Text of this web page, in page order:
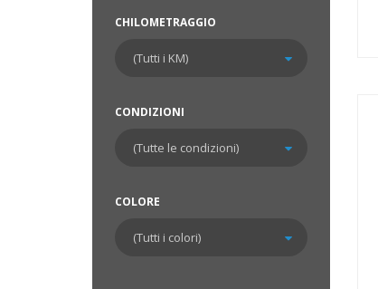
CHILOMETRAGGIO
CONDIZIONI
COLORE